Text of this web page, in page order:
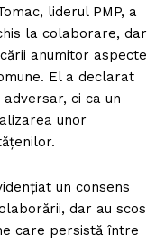
liderul PMP, a
la colaborare, dar
anumitor aspecte
El a declarat
ci ca un
unor
un consens
dar au scos
care persistă între